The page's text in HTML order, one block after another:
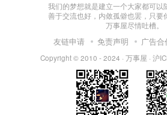
我们的梦想就是建立一个大家都可以
善于交流也好，内敛孤僻也罢，只要
万事屋尽情吐槽。
友链申请 免责声明 广告合
Copyright © 2010 - 2024 · 万事屋 · 沪